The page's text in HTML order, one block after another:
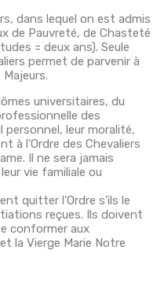
dans lequel on est admis
de Pauvreté, de Chasteté
= deux ans). Seule
permet de parvenir à
universitaires, du
des
leur moralité,
à l’Ordre des Chevaliers
Il ne sera jamais
vie familiale ou
quitter l’Ordre s’ils le
reçues. Ils doivent
conformer aux
la Vierge Marie Notre